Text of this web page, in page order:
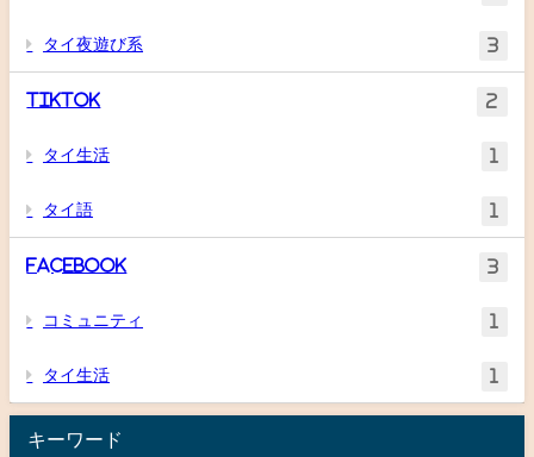
タイ夜遊び系 3
TikTok 2
タイ生活 1
タイ語 1
Facebook 3
コミュニティ 1
タイ生活 1
キーワード